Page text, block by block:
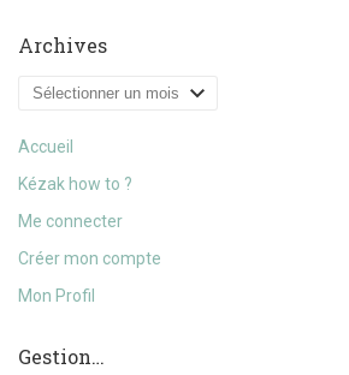
Archives
Archives
Accueil
Kézak how to ?
Me connecter
Créer mon compte
Mon Profil
Gestion…